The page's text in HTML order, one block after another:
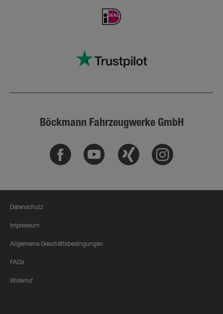
Böckmann Fahrzeugwerke GmbH
Facebook Youtube Xing Instagram
Datenschutz
Impressum
Allgemeine Geschäftsbedingungen
FAQs
Widerruf